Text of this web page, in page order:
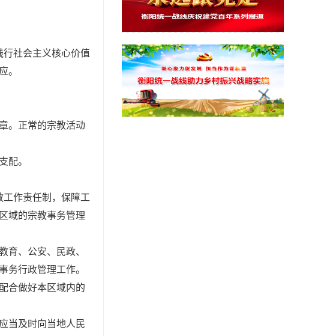
社会主义核心价值
。
。正常的宗教活动
配。
作责任制，保障工
域的宗教事务管理
育、公安、民政、
务行政管理工作。
合做好本区域内的
当及时向当地人民